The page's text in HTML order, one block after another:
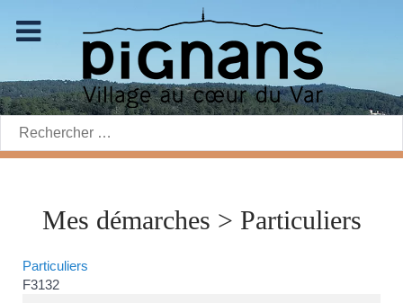
Rechercher:
Mes démarches > Particuliers
Particuliers
F3132